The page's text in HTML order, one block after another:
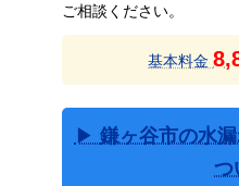
ご相談ください。
基本料金
▶ 鎌ヶ谷市の水
つ